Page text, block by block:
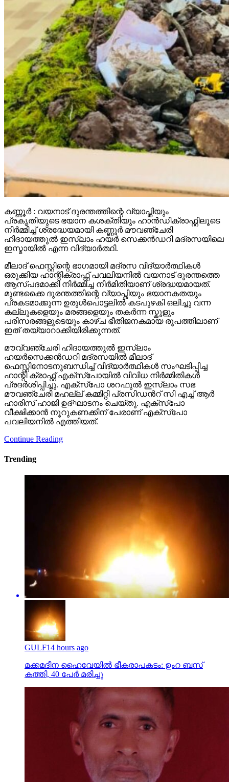
കണ്ണൂർ : വയനാട് ദുരന്തത്തിന്റെ വ്യാപ്തിയും
പ്രകൃതിയുടെ ഭയാന കശക്തിയും ഹാൻഡിക്രാഫ്റ്റിലൂടെ
നിർമ്മിച്ച് ശ്രദ്ധേയമായി കണ്ണൂർ മൗവഞ്ചേരി
ഹിദായത്തുൽ ഇസ്ലാം ഹയർ സെക്കൻഡറി മദ്രസയിലെ
ഇസ്മായിൽ എന്ന വിദ്യാർത്ഥി.
മീലാദ് ഫെസ്റ്റിന്റെ ഭാഗമായി മദ്രസ വിദ്യാർത്ഥികൾ
ഒരുക്കിയ ഹാന്റിക്രാഫ്റ്റ് പവലിയനിൽ വയനാട് ദുരന്തത്തെ
ആസ്പദമാക്കി നിർമ്മിച്ച നിർമിതിയാണ് ശ്രദ്ധയമായത്.
മുണ്ടക്കൈ ദുരന്തത്തിന്റെ വ്യാപ്തിയും ഭയാനകതയും
പ്രകടമാക്കുന്ന ഉരുൾപൊട്ടലിൽ കടപുഴകി ഒലിച്ചു വന്ന
കല്ലുകളെയും മരങ്ങളെയും തകർന്ന സ്കൂളും
പരിസരങ്ങളുടെയും കാഴ്ച ഭീതിജനകമായ രൂപത്തിലാണ്
ഇത് തയ്യാറാക്കിയിരിക്കുന്നത്.
മൗവ്വഞ്ചേരി ഹിദായത്തുൽ ഇസ്ലാം
ഹയർസെക്കൻഡറി മദ്രസയിൽ മീലാദ്
ഫെസ്റ്റിനോടനുബന്ധിച്ച് വിദ്യാർത്ഥികൾ സംഘടിപ്പിച്ച
ഹാന്റി ക്രാഫ്റ്റ് എക്സ്പോയിൽ വിവിധ നിർമ്മിതികൾ
പ്രദർശിപ്പിച്ചു. എക്സ്പോ ശറഫുൽ ഇസ്ലാം സഭ
മൗവഞ്ചേരി മഹല്ല് കമ്മിറ്റി പ്രസിഡൻറ് സി എച്ച് ആർ
ഹാരിസ് ഹാജി ഉദ്ഘാടനം ചെയ്തു. എക്സ്പോ
വീക്ഷിക്കാൻ നൂറുകണക്കിന് പേരാണ് എക്സ്പോ
പവലിയനിൽ എത്തിയത്.
Continue Reading
Trending
GULF14 hours ago
മക്കമദീന ഹൈവേയില്‍ ഭീകരാപകടം: ഉംറ ബസ്
കത്തി, 40 പേര്‍ മരിച്ചു